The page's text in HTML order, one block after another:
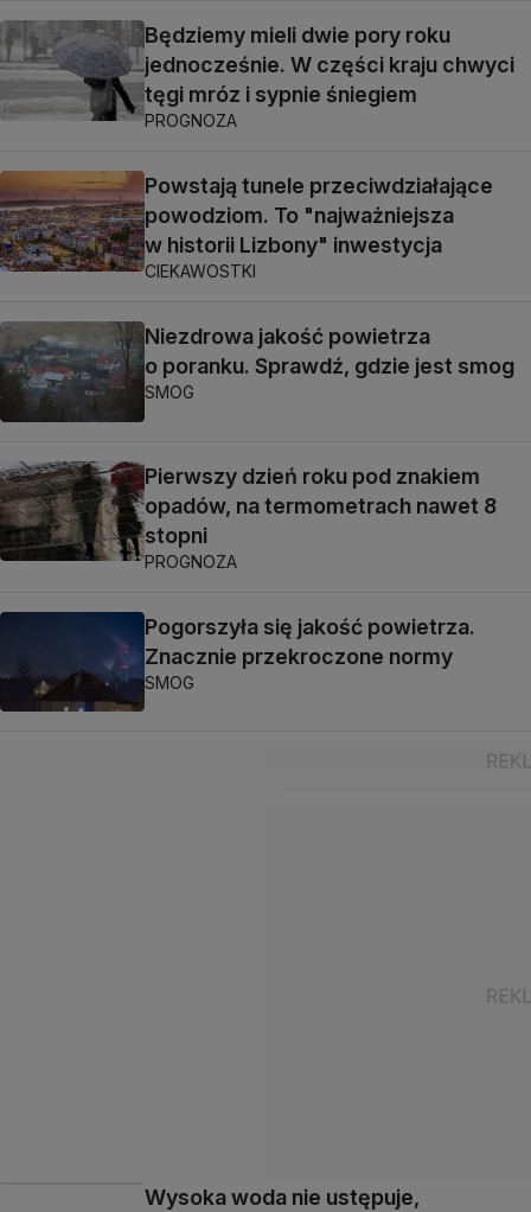
Będziemy mieli dwie pory roku
jednocześnie. W części kraju chwyci
tęgi mróz i sypnie śniegiem
PROGNOZA
Powstają tunele przeciwdziałające
powodziom. To "najważniejsza
w historii Lizbony" inwestycja
CIEKAWOSTKI
Niezdrowa jakość powietrza
o poranku. Sprawdź, gdzie jest smog
SMOG
Pierwszy dzień roku pod znakiem
opadów, na termometrach nawet 8
stopni
PROGNOZA
Pogorszyła się jakość powietrza.
Znacznie przekroczone normy
SMOG
Wysoka woda nie ustępuje,